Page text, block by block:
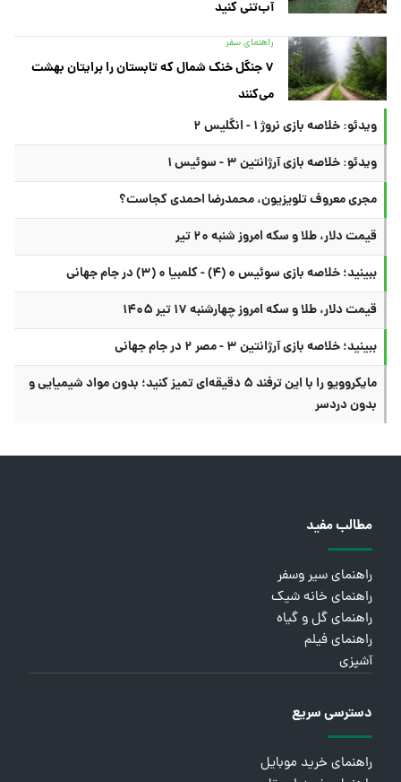
آب‌تنی کنید
راهنمای سفر
۷ جنگل خنک شمال که تابستان را برایتان بهشت
می‌کنند
ویدئو: خلاصه بازی نروژ ۱ - انگلیس ۲
ویدئو: خلاصه بازی آرژانتین ۳ - سوئیس ۱
مجری معروف تلویزیون، محمدرضا احمدی کجاست؟
قیمت دلار، طلا و سکه امروز شنبه ۲۰ تیر
ببینید؛ خلاصه بازی سوئیس ۰ (۴) - کلمبیا ۰ (۳) در جام جهانی
قیمت دلار، طلا و سکه امروز چهارشنبه ۱۷ تیر ۱۴۰۵
ببینید؛ خلاصه بازی آرژانتین ۳ - مصر ۲ در جام جهانی
مایکروویو را با این ترفند ۵ دقیقه‌ای تمیز کنید؛ بدون مواد شیمیایی و
بدون دردسر
مطالب مفید
راهنمای سیر وسفر
راهنمای خانه شیک
راهنمای گل و گیاه
راهنمای فیلم
آشپزی
دسترسی سریع
راهنمای خرید موبایل